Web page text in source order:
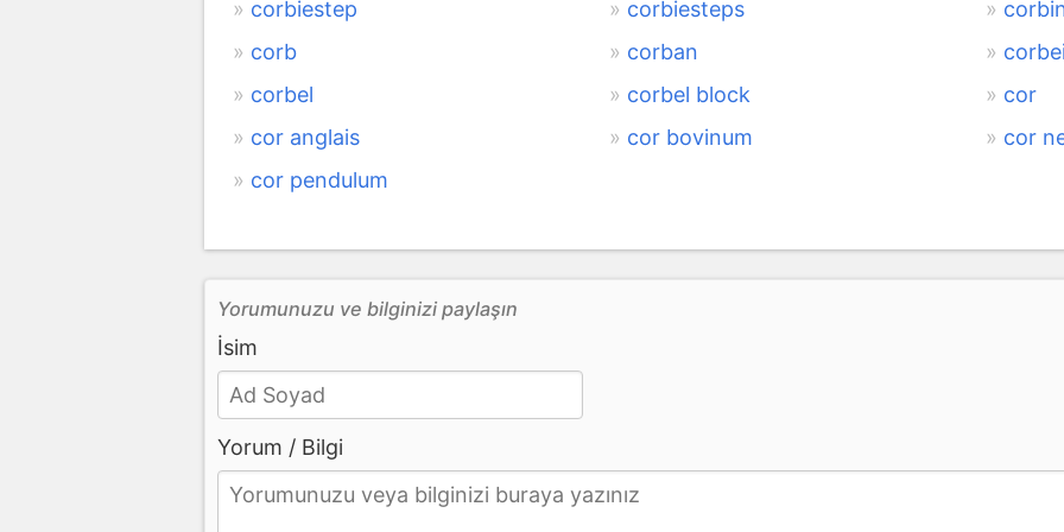
corbiestep corbiesteps
corb
corban
corbel
corbel block
cor
cor anglais
cor bovinum
cor
cor pendulum
Yorumunuzu ve bilginizi paylaşın
İsim
Yorum / Bilgi